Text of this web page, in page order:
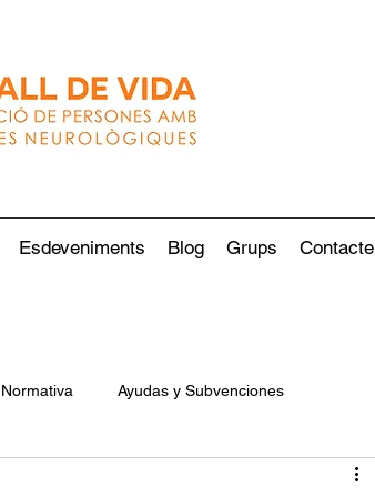
Esdeveniments Blog Grups Contacte
Normativa Ayudas y Subvenciones